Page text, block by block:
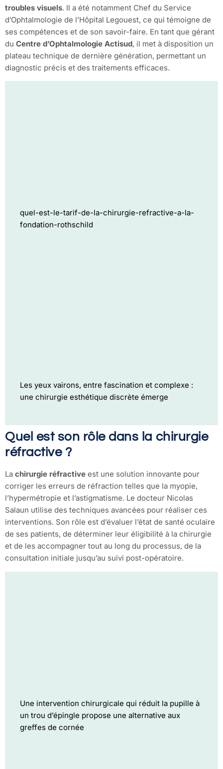
troubles visuels. Il a été notamment Chef du Service
d’Ophtalmologie de l’Hôpital Legouest, ce qui témoigne de
ses compétences et de son savoir-faire. En tant que gérant
du Centre d’Ophtalmologie Actisud, il met à disposition un
plateau technique de dernière génération, permettant un
diagnostic précis et des traitements efficaces.
quel-est-le-tarif-de-la-chirurgie-refractive-a-la-
fondation-rothschild
Les yeux vairons, entre fascination et complexe :
une chirurgie esthétique discrète émerge
Quel est son rôle dans la chirurgie
réfractive ?
La chirurgie réfractive est une solution innovante pour
corriger les erreurs de réfraction telles que la myopie,
l’hypermétropie et l’astigmatisme. Le docteur Nicolas
Salaun utilise des techniques avancées pour réaliser ces
interventions. Son rôle est d’évaluer l’état de santé oculaire
de ses patients, de déterminer leur éligibilité à la chirurgie
et de les accompagner tout au long du processus, de la
consultation initiale jusqu’au suivi post-opératoire.
Une intervention chirurgicale qui réduit la pupille à
un trou d’épingle propose une alternative aux
greffes de cornée